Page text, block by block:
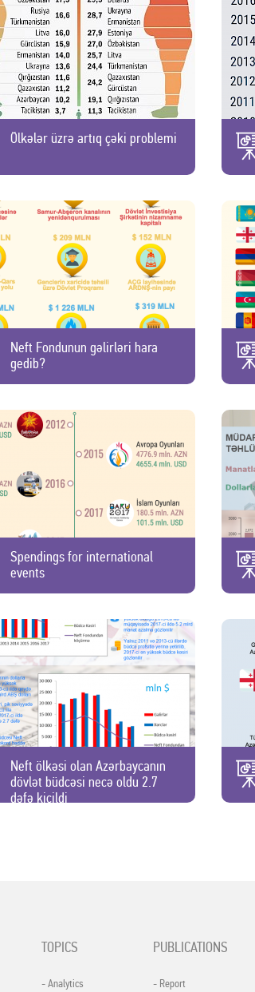
Ölkələr üzrə artıq çəki problemi
Neft Fondunun gəlirləri hara
gedib?
Spendings for international
events
Neft ölkəsi olan Azərbaycanın
dövlət büdcəsi necə oldu 2.7
dəfə kiçildi
TOPICS
- Analytics
PUBLICATIONS
- Report